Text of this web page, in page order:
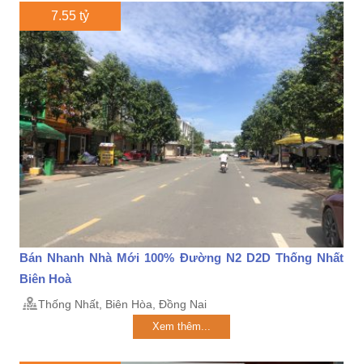
7.55 tỷ
Bán Nhanh Nhà Mới 100% Đường N2 D2D Thống Nhất
Biên Hoà
Thống Nhất, Biên Hòa, Đồng Nai
Xem thêm...